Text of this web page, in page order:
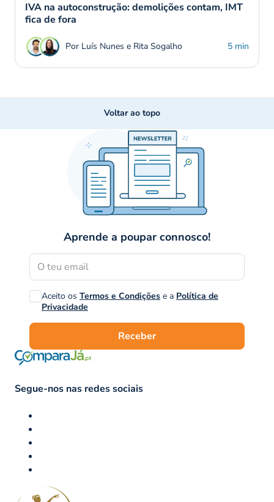
IVA na autoconstrução: demolições contam, IMT
fica de fora
Por Luís Nunes e Rita Sogalho 5 min
Voltar ao topo
Aprende a poupar connosco!
Aceito os Termos e Condições e a Política de
Privacidade
Receber
Segue-nos nas redes sociais